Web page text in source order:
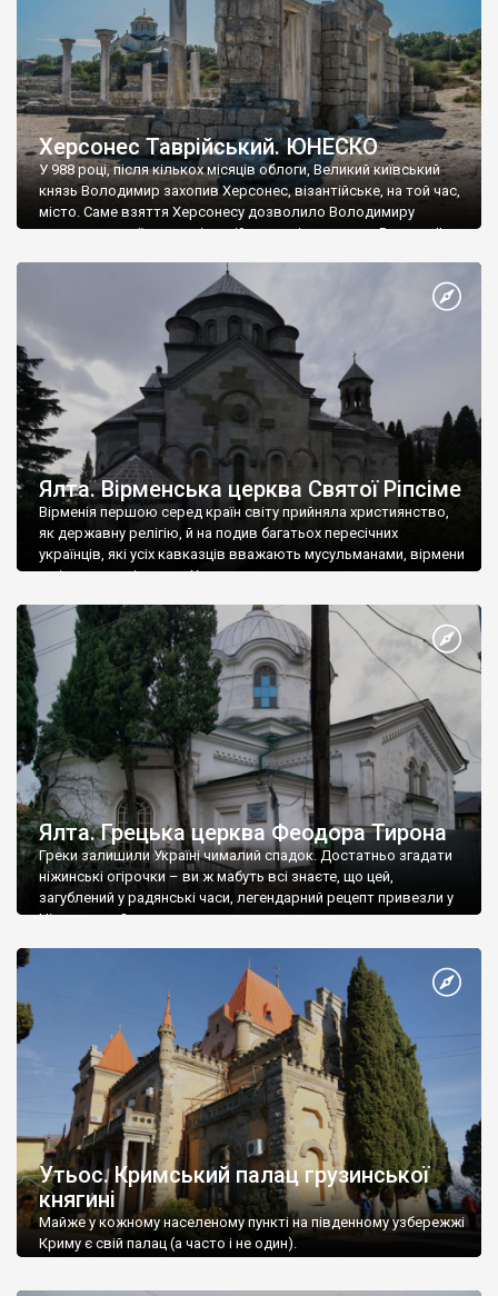
Херсонес Таврійський. ЮНЕСКО
У 988 році, після кількох місяців облоги, Великий київський
князь Володимир захопив Херсонес, візантійське, на той час,
місто. Саме взяття Херсонесу дозволило Володимиру
диктувати свої умови візантійському імператору Василю ІІ, та
Херсонесі Володимир-язичник, став Василем-християнином.
А потім було Хрещення Русі. На честь Херсонесу Таврійського
Ялта. Вірменська церква Святої Ріпсіме
Вірменія першою серед країн світу прийняла християнство,
як державну релігію, й на подив багатьох пересічних
українців, які усіх кавказців вважають мусульманами, вірмени
є відданими вірянами Христа
Ялта. Грецька церква Феодора Тирона
Греки залишили Україні чималий спадок. Достатньо згадати
ніжинські огірочки – ви ж мабуть всі знаєте, що цей,
загублений у радянські часи, легендарний рецепт привезли у
Ніжин греки?
Утьос. Кримський палац грузинської
княгині
Майже у кожному населеному пункті на південному узбережжі
Криму є свій палац (а часто і не один).